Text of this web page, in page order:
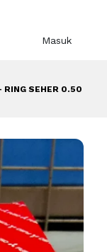
Masuk
SEHER 0.50